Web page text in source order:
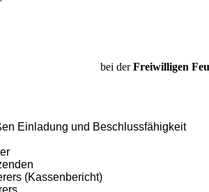
bei derFreiwilligen
Einladung und Beschlussfähigkeit
(Kassenbericht)